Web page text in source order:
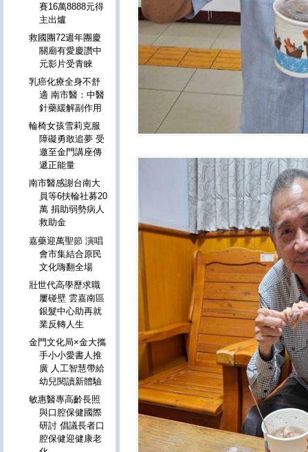
賽16萬8888元得
主出爐
救國團72週年團慶
關廟有愛慶讚中
元影片受青睞
乳癌化療全身不舒
適 南市醫：中醫
針藥緩解副作用
輪椅女孩雪莉克服
障礙勇敢追夢 受
邀至金門講座傳
遞正能量
南市醫感謝台南大
員等6扶輪社募20
萬 捐助弱勢病人
救助金
嘉藥迎萬聖節 演唱
會市集結合原民
文化嗨翻全場
壯世代高學歷求職
屢碰壁 雲嘉南區
銀髮中心助再就
業反轉人生
金門文化局×金大攜
手小小愛書人推
廣 人工智慧帶給
幼兒閱讀新體驗
敏惠醫專高齡長照
與口腔保健國際
研討 倡議長者口
腔保健迎健康老